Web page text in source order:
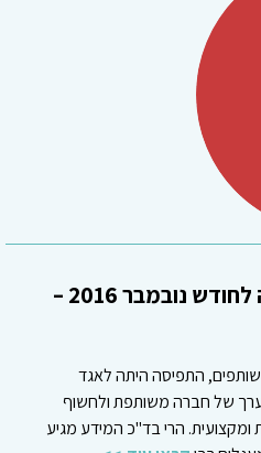
חידושים ועשייה מרובה לחודש נובמבר 2016 –
התפיסה היתה לאגד
של חברה משותפת ולחשוף
הרי בד"כ המידע מגיע